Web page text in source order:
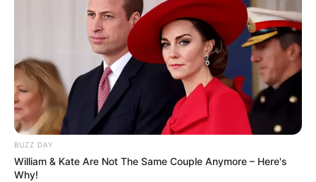
BUZZ DAY
William & Kate Are Not The Same Couple Anymore – Here's
Why!